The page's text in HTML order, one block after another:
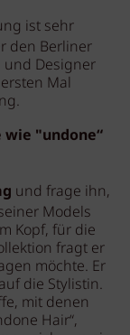
ist sehr
den Berliner
und Designer
Mal
"undone“
und frage ihn,
Models
Kopf, für die
fragt er
möchte. Er
die Stylistin.
mit denen
Hair“,